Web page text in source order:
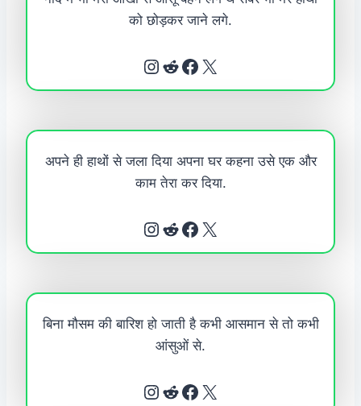
को छोड़कर जाने लगे.
Instagram Reddit Facebook X
अपने ही हाथों से जला दिया अपना घर कहना उसे एक और
काम तेरा कर दिया.
Instagram Reddit Facebook X
बिना मौसम की बारिश हो जाती है कभी आसमान से तो कभी
आंसुओं से.
Instagram Reddit Facebook X